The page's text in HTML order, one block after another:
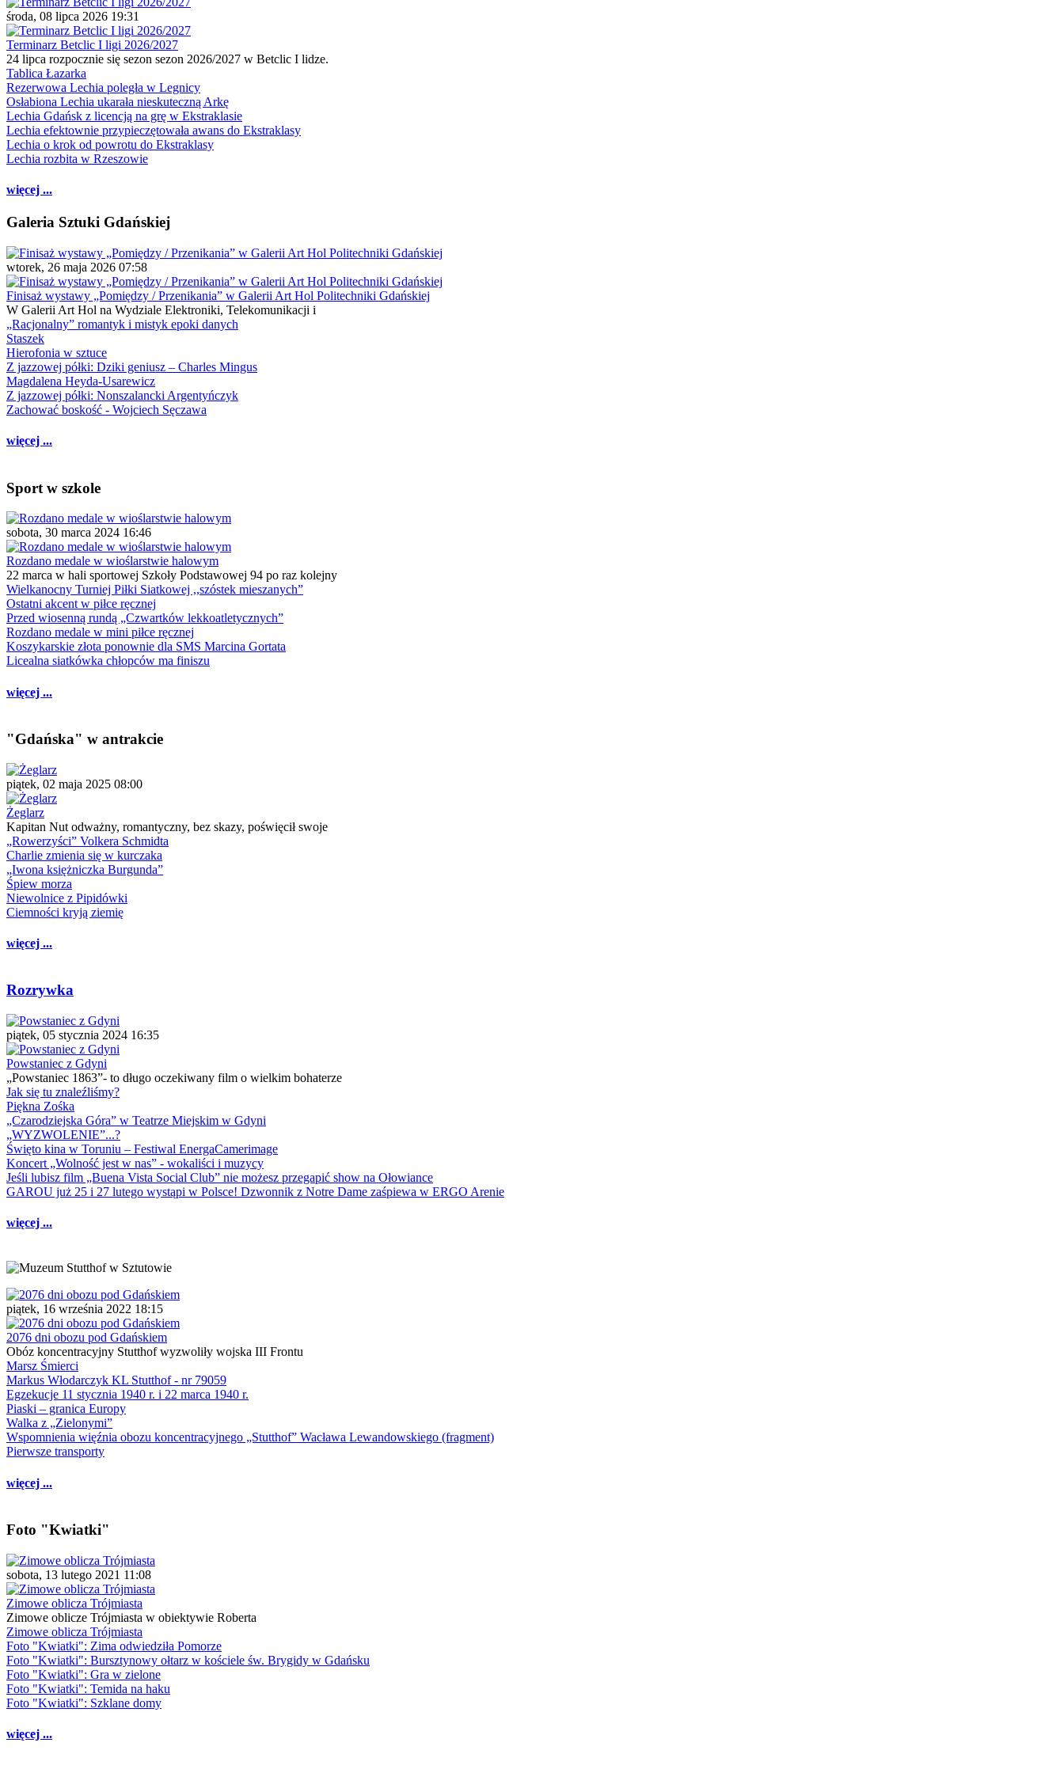
środa, 08 lipca 2026 19:31
Terminarz Betclic I ligi 2026/2027
24 lipca rozpocznie się sezon sezon 2026/2027 w Betclic I lidze.
Tablica Łazarka
Rezerwowa Lechia poległa w Legnicy
Osłabiona Lechia ukarała nieskuteczną Arkę
Lechia Gdańsk z licencją na grę w Ekstraklasie
Lechia efektownie przypieczętowała awans do Ekstraklasy
Lechia o krok od powrotu do Ekstraklasy
Lechia rozbita w Rzeszowie
więcej ...
Galeria Sztuki Gdańskiej
wtorek, 26 maja 2026 07:58
Finisaż wystawy „Pomiędzy / Przenikania” w Galerii Art Hol Politechniki Gdańskiej
W Galerii Art Hol na Wydziale Elektroniki, Telekomunikacji i
„Racjonalny” romantyk i mistyk epoki danych
Staszek
Hierofonia w sztuce
Z jazzowej półki: Dziki geniusz – Charles Mingus
Magdalena Heyda-Usarewicz
Z jazzowej półki: Nonszalancki Argentyńczyk
Zachować boskość - Wojciech Sęczawa
więcej ...
Sport w szkole
sobota, 30 marca 2024 16:46
Rozdano medale w wioślarstwie halowym
22 marca w hali sportowej Szkoły Podstawowej 94 po raz kolejny
Wielkanocny Turniej Piłki Siatkowej ,,szóstek mieszanych”
Ostatni akcent w piłce ręcznej
Przed wiosenną rundą „Czwartków lekkoatletycznych”
Rozdano medale w mini piłce ręcznej
Koszykarskie złota ponownie dla SMS Marcina Gortata
Licealna siatkówka chłopców ma finiszu
więcej ...
"Gdańska" w antrakcie
piątek, 02 maja 2025 08:00
Żeglarz
Kapitan Nut odważny, romantyczny, bez skazy, poświęcił swoje
„Rowerzyści” Volkera Schmidta
Charlie zmienia się w kurczaka
„Iwona księżniczka Burgunda”
Śpiew morza
Niewolnice z Pipidówki
Ciemności kryją ziemię
więcej ...
Rozrywka
piątek, 05 stycznia 2024 16:35
Powstaniec z Gdyni
„Powstaniec 1863”- to długo oczekiwany film o wielkim bohaterze
Jak się tu znaleźliśmy?
Piękna Zośka
„Czarodziejska Góra” w Teatrze Miejskim w Gdyni
„WYZWOLENIE”...?
Święto kina w Toruniu – Festiwal EnergaCamerimage
Koncert „Wolność jest w nas” - wokaliści i muzycy
Jeśli lubisz film „Buena Vista Social Club” nie możesz przegapić show na Ołowiance
GAROU już 25 i 27 lutego wystąpi w Polsce! Dzwonnik z Notre Dame zaśpiewa w ERGO Arenie
więcej ...
piątek, 16 września 2022 18:15
2076 dni obozu pod Gdańskiem
Obóz koncentracyjny Stutthof wyzwoliły wojska III Frontu
Marsz Śmierci
Markus Włodarczyk KL Stutthof - nr 79059
Egzekucje 11 stycznia 1940 r. i 22 marca 1940 r.
Piaski – granica Europy
Walka z „Zielonymi”
Wspomnienia więźnia obozu koncentracyjnego „Stutthof” Wacława Lewandowskiego (fragment)
Pierwsze transporty
więcej ...
Foto "Kwiatki"
sobota, 13 lutego 2021 11:08
Zimowe oblicza Trójmiasta
Zimowe oblicze Trójmiasta w obiektywie Roberta
Zimowe oblicza Trójmiasta
Foto "Kwiatki": Zima odwiedziła Pomorze
Foto "Kwiatki": Bursztynowy ołtarz w kościele św. Brygidy w Gdańsku
Foto "Kwiatki": Gra w zielone
Foto "Kwiatki": Temida na haku
Foto "Kwiatki": Szklane domy
więcej ...